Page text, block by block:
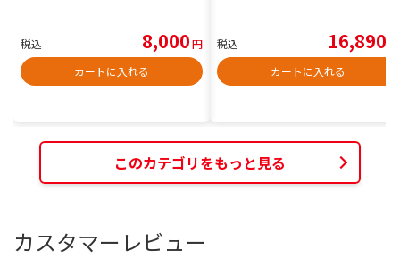
税込 8,000円
カートに入れる
税込 16,890
カートに入れる
このカテゴリをもっと見る
カスタマーレビュー